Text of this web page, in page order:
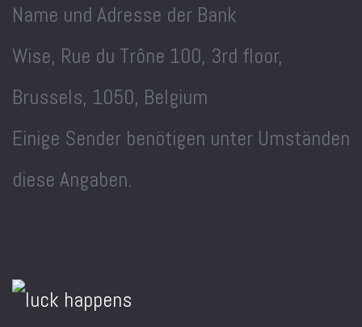
Name und Adresse der Bank
Wise, Rue du Trône 100, 3rd floor,
Brussels, 1050, Belgium
Einige Sender benötigen unter Umständen
diese Angaben.